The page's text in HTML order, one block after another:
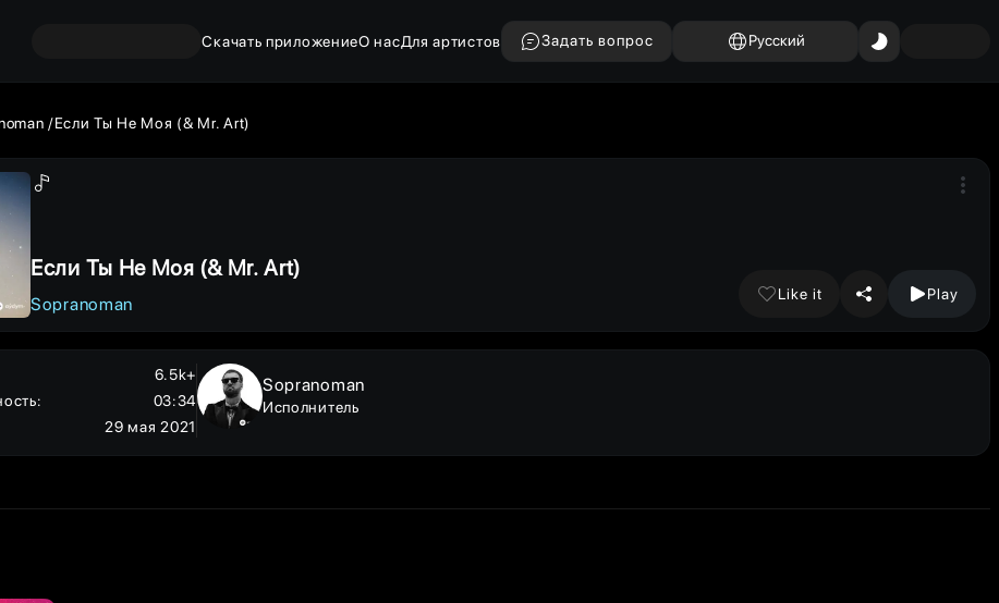
Скачать приложениеО насДля артистов Задать вопрос Русский
Если Ты Не Моя (& Mr. Art)
Если Ты Не Моя (& Mr. Art)
Sopranoman
Like it Play
6.5k+
:
03:34
29 мая 2021
Sopranoman
Исполнитель